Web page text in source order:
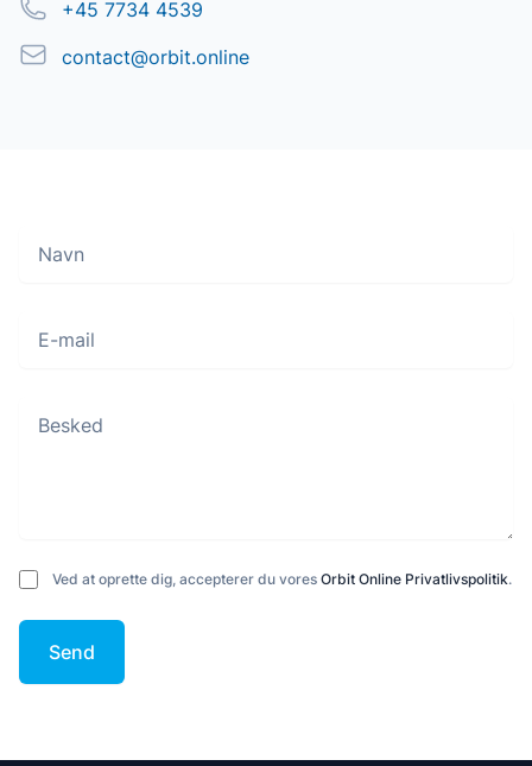
Telefon+45 7734 4539
Emailcontact@orbit.online
Ved at oprette dig, accepterer du vores Orbit Online Privatlivspolitik.
Send